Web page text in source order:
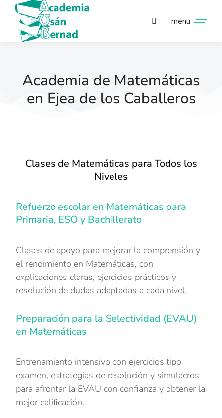
menu
Academia de Matemáticas
en Ejea de los Caballeros
Clases de Matemáticas para Todos los
Niveles
Refuerzo escolar en Matemáticas para
Primaria, ESO y Bachillerato
Clases de apoyo para mejorar la comprensión y
el rendimiento en Matemáticas, con
explicaciones claras, ejercicios prácticos y
resolución de dudas adaptadas a cada nivel.
Preparación para la Selectividad (EVAU)
en Matemáticas
Entrenamiento intensivo con ejercicios tipo
examen, estrategias de resolución y simulacros
para afrontar la EVAU con confianza y obtener la
mejor calificación.